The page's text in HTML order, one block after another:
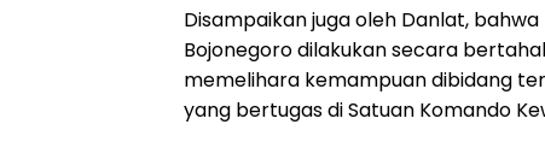
Disampaikan juga oleh Danlat,
Bojonegoro dilakukan secara
memelihara kemampuan dibidang
yang bertugas di Satuan Komando